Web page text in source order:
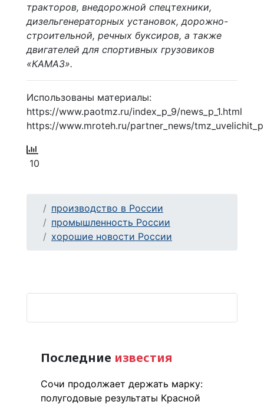
тракторов, внедорожной спецтехники,
дизельгенераторных установок, дорожно-
строительной, речных буксиров, а также
двигателей для спортивных грузовиков
«КАМАЗ».
Использованы материалы:
https://www.paotmz.ru/index_p_9/news_p_1.html
https://www.mroteh.ru/partner_news/
10
производство в России
промышленность России
хорошие новости России
Последние известия
Сочи продолжает держать марку:
полугодовые результаты Красной